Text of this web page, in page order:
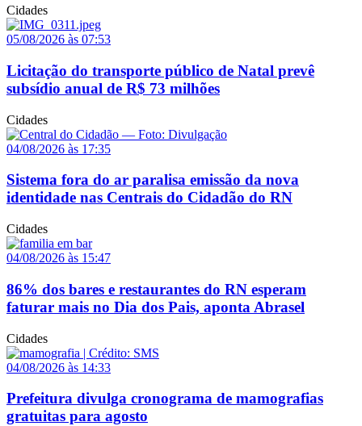
Cidades
05/08/2026 às 07:53
Licitação do transporte público de Natal prevê
subsídio anual de R$ 73 milhões
Cidades
04/08/2026 às 17:35
Sistema fora do ar paralisa emissão da nova
identidade nas Centrais do Cidadão do RN
Cidades
04/08/2026 às 15:47
86% dos bares e restaurantes do RN esperam
faturar mais no Dia dos Pais, aponta Abrasel
Cidades
04/08/2026 às 14:33
Prefeitura divulga cronograma de mamografias
gratuitas para agosto